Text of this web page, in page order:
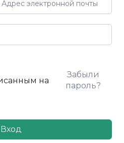
на
Забыли
пароль?
Вход